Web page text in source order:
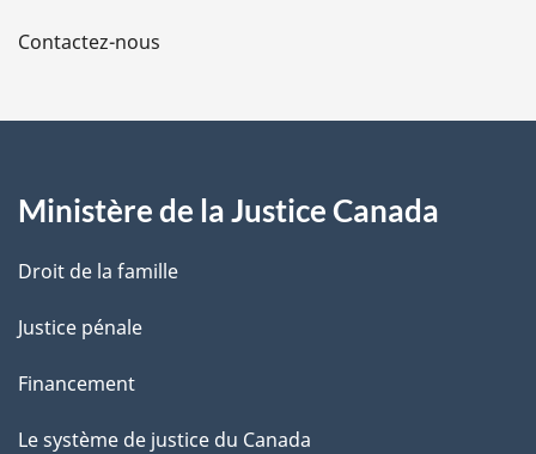
a
e
Contactez-nous
Ministère de la Justice Canada
Droit de la famille
Justice pénale
Financement
Le système de justice du Canada